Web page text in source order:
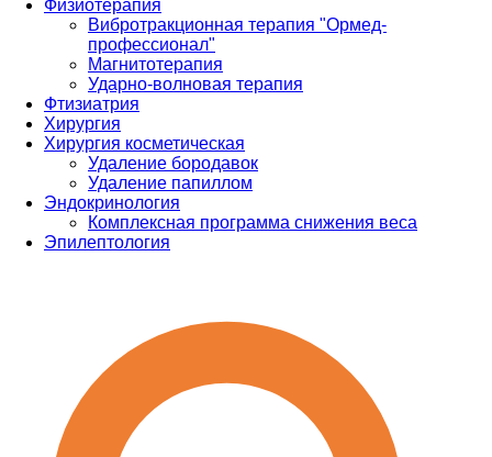
Физиотерапия
Вибротракционная терапия "Ормед-
профессионал"
Магнитотерапия
Ударно-волновая терапия
Фтизиатрия
Хирургия
Хирургия косметическая
Удаление бородавок
Удаление папиллом
Эндокринология
Комплексная программа снижения веса
Эпилептология